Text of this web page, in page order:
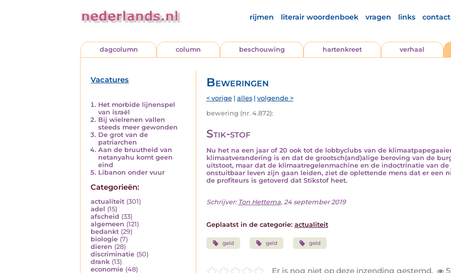
rijmen literair woordenboek vragen links contact
dagcolumn column beschouwing hartenkreet verhaal
Vacatures
Het morbide lijnenspel
van israël
Bij wielrenen vallen
steeds meer gewonden
De grot van de
patriarchen
Aan de bruutheid van
netanyahu komt geen
eind
Libanon onder vuur
Categorieën:
actualiteit (301)
adel (15)
afscheid (33)
algemeen (121)
bedankt (29)
biologie (7)
dieren (28)
discriminatie (50)
drank (13)
economie (48)
Beweringen
< vorige| alles| volgende >
bewering (nr. 4.872):
Stik-stof
Nu het na een jaar of 20 ook tot de lobbyclubs van de
klimaatverandering is en dat de grootsch(and)alige beroving van de
uitstoot, maar dat de klimaatregelenmachine en de indoctrinatie van
onstuitbaar leven zijn gaan leiden, ziet de oplettende mens dat er een
de profiteurs is getoverd dat Stikstof heet.
Schrijver: Ton Hettema, 24 september 2019
Geplaatst in de categorie: actualiteit
geld geld geld
Er is nog niet op deze inzending gestemd.